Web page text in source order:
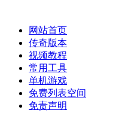
网站首页
传奇版本
视频教程
常用工具
单机游戏
免费列表空间
免责声明